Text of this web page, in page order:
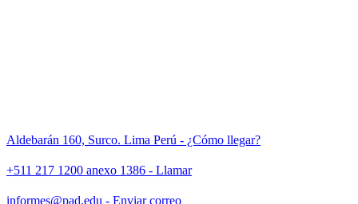
Aldebarán 160, Surco. Lima Perú - ¿Cómo llegar?
+511 217 1200 anexo 1386 - Llamar
informes@pad.edu - Enviar correo